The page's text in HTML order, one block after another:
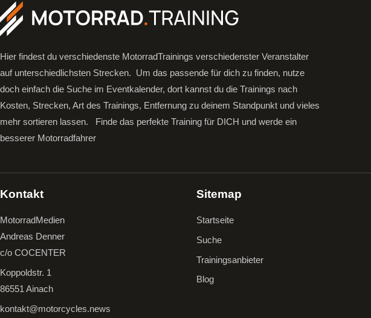
Hier findest du verschiedenste MotorradTrainings verschiedenster Veranstalter
auf unterschiedlichsten Strecken. Um das passende für dich zu finden, nutze
doch einfach die Suche im Eventkalender, dort kannst du die Trainings nach
Kosten, Strecken, Art des Trainings, Entfernung zu deinem Standpunkt und vieles
mehr sortieren lassen. Finde das perfekte Training für DICH und werde ein
besserer Motorradfahrer
Kontakt
MotorradMedien
Andreas Denner
c/o COCENTER
Koppoldstr. 1
86551 Ainach
kontakt@motorcycles.news
Sitemap
Startseite
Suche
Trainingsanbieter
Blog